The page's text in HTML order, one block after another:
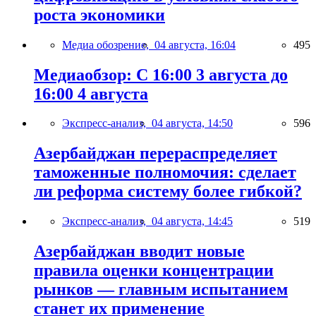
роста экономики
Медиа обозрение, 04 августа, 16:04 495
Медиаобзор: С 16:00 3 августа до
16:00 4 августа
Экспресс-анализ, 04 августа, 14:50 596
Азербайджан перераспределяет
таможенные полномочия: сделает
ли реформа систему более гибкой?
Экспресс-анализ, 04 августа, 14:45 519
Азербайджан вводит новые
правила оценки концентрации
рынков — главным испытанием
станет их применение